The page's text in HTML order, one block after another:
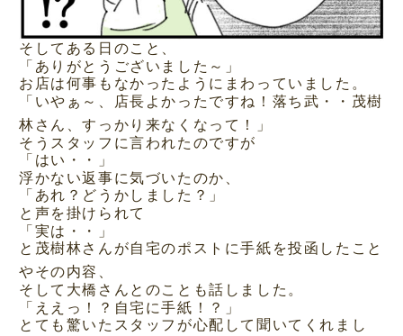
そしてある日のこと、
「ありがとうございました～」
お店は何事もなかったようにまわっていました。
「いやぁ～、店長よかったですね！落ち武・・茂樹
林さん、すっかり来なくなって！」
そうスタッフに言われたのですが
「はい・・」
浮かない返事に気づいたのか、
「あれ？どうかしました？」
と声を掛けられて
「実は・・」
と茂樹林さんが自宅のポストに手紙を投函したこと
やその内容、
そして大橋さんとのことも話しました。
「ええっ！？自宅に手紙！？」
とても驚いたスタッフが心配して聞いてくれまし